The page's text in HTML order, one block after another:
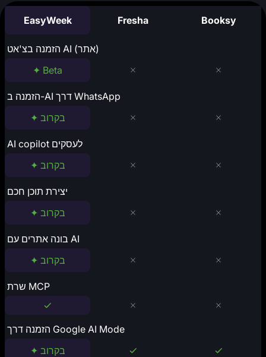
EasyWeek Fresha Booksy
הזמנה בצ'אט AI (אתר)
✦ Beta
הזמנה ב-AI דרך WhatsApp
✦ בקרוב
AI copilot לעסקים
✦ בקרוב
יצירת תוכן חכם
✦ בקרוב
בונה אתרים עם AI
✦ בקרוב
שרת MCP
הזמנה דרך Google AI Mode
✦ בקרוב